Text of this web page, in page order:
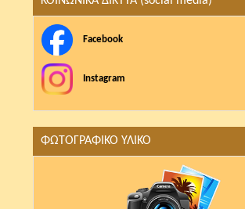
Facebook
Instagram
ΦΩΤΟΓΡΑΦΙΚΟ ΥΛΙΚΟ